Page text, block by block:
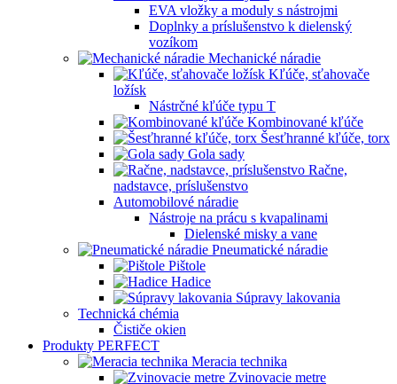
EVA vložky a moduly s nástrojmi
Doplnky a príslušenstvo k dielenský
vozíkom
Mechanické náradie
Kľúče, sťahovače
ložísk
Nástrčné kľúče typu T
Kombinované kľúče
Šesťhranné kľúče, torx
Gola sady
Račne,
nadstavce, príslušenstvo
Automobilové náradie
Nástroje na prácu s kvapalinami
Dielenské misky a vane
Pneumatické náradie
Pištole
Hadice
Súpravy lakovania
Technická chémia
Čističe okien
Produkty PERFECT
Meracia technika
Zvinovacie metre